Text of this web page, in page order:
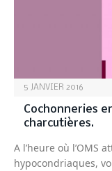
5 JANVIER 2016
Cochonneries
charcutières.
A l’heure où l’OMS
hypocondriaques,